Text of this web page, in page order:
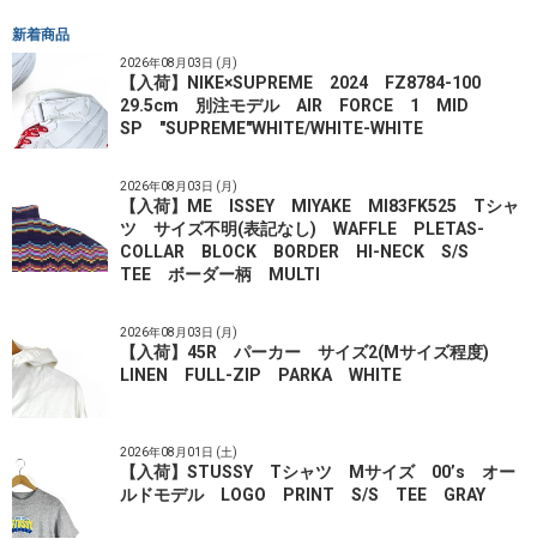
新着商品
2026年08月03日 (月)
【入荷】NIKE×SUPREME 2024 FZ8784-100
29.5cm 別注モデル AIR FORCE 1 MID
SP "SUPREME"WHITE/WHITE-WHITE
2026年08月03日 (月)
【入荷】ME ISSEY MIYAKE MI83FK525 Tシャ
ツ サイズ不明(表記なし) WAFFLE PLETAS-
COLLAR BLOCK BORDER HI-NECK S/S
TEE ボーダー柄 MULTI
2026年08月03日 (月)
【入荷】45R パーカー サイズ2(Mサイズ程度)
LINEN FULL-ZIP PARKA WHITE
2026年08月01日 (土)
【入荷】STUSSY Tシャツ Mサイズ 00’s オー
ルドモデル LOGO PRINT S/S TEE GRAY